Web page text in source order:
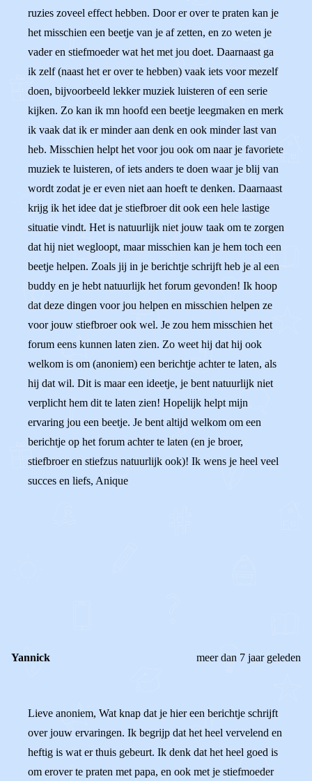
ruzies zoveel effect hebben. Door er over te praten kan je
het misschien een beetje van je af zetten, en zo weten je
vader en stiefmoeder wat het met jou doet. Daarnaast ga
ik zelf (naast het er over te hebben) vaak iets voor mezelf
doen, bijvoorbeeld lekker muziek luisteren of een serie
kijken. Zo kan ik mn hoofd een beetje leegmaken en merk
ik vaak dat ik er minder aan denk en ook minder last van
heb. Misschien helpt het voor jou ook om naar je favoriete
muziek te luisteren, of iets anders te doen waar je blij van
wordt zodat je er even niet aan hoeft te denken. Daarnaast
krijg ik het idee dat je stiefbroer dit ook een hele lastige
situatie vindt. Het is natuurlijk niet jouw taak om te zorgen
dat hij niet wegloopt, maar misschien kan je hem toch een
beetje helpen. Zoals jij in je berichtje schrijft heb je al een
buddy en je hebt natuurlijk het forum gevonden! Ik hoop
dat deze dingen voor jou helpen en misschien helpen ze
voor jouw stiefbroer ook wel. Je zou hem misschien het
forum eens kunnen laten zien. Zo weet hij dat hij ook
welkom is om (anoniem) een berichtje achter te laten, als
hij dat wil. Dit is maar een ideetje, je bent natuurlijk niet
verplicht hem dit te laten zien! Hopelijk helpt mijn
ervaring jou een beetje. Je bent altijd welkom om een
berichtje op het forum achter te laten (en je broer,
stiefbroer en stiefzus natuurlijk ook)! Ik wens je heel veel
succes en liefs, Anique
Yannick meer dan 7 jaar geleden
Lieve anoniem, Wat knap dat je hier een berichtje schrijft
over jouw ervaringen. Ik begrijp dat het heel vervelend en
heftig is wat er thuis gebeurt. Ik denk dat het heel goed is
om erover te praten met papa, en ook met je stiefmoeder